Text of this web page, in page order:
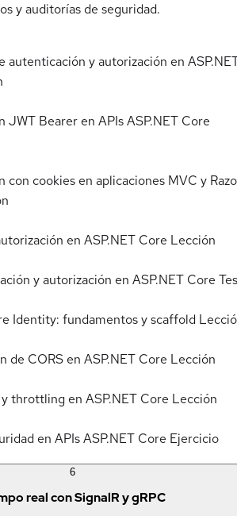
y auditorías de seguridad.
autenticación y autorización en
JWT Bearer en APIs ASP.NET Core
con cookies en aplicaciones MVC y
en ASP.NET Core Lección
y autorización en ASP.NET Core
Identity: fundamentos y scaffold
de CORS en ASP.NET Core Lección
throttling en ASP.NET Core Lección
en APIs ASP.NET Core Ejercicio
6
real con SignalR y gRPC